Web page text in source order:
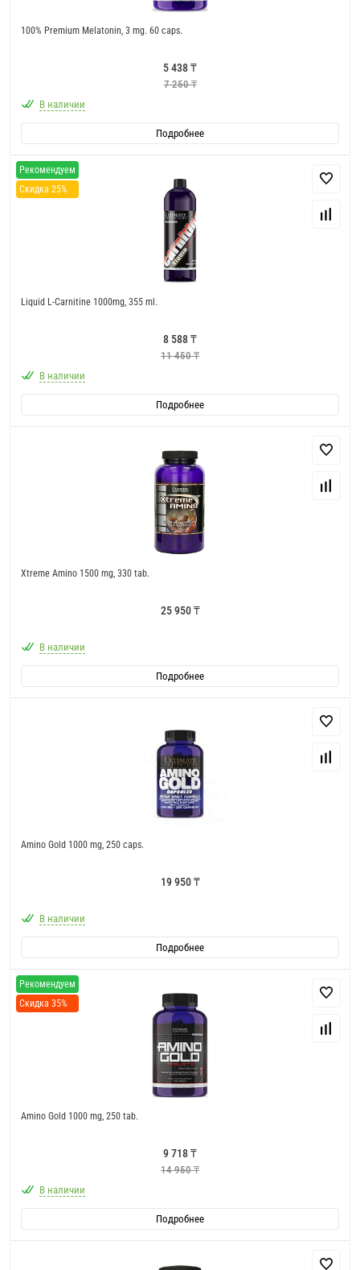
100% Premium Melatonin, 3 mg. 60 caps.
5 438 ₸
7 250 ₸
В наличии
Подробнее
Рекомендуем
Скидка 25%
Liquid L-Carnitine 1000mg, 355 ml.
8 588 ₸
11 450 ₸
В наличии
Подробнее
Xtreme Amino 1500 mg, 330 tab.
25 950 ₸
В наличии
Подробнее
Amino Gold 1000 mg, 250 caps.
19 950 ₸
В наличии
Подробнее
Рекомендуем
Скидка 35%
Amino Gold 1000 mg, 250 tab.
9 718 ₸
14 950 ₸
В наличии
Подробнее